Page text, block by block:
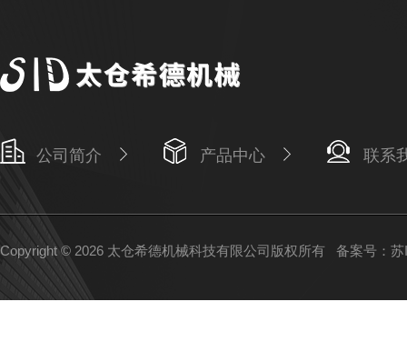
公司简介 产品中心 联系
Copyright © 2026 太仓希德机械科技有限公司版权所有 备案号：